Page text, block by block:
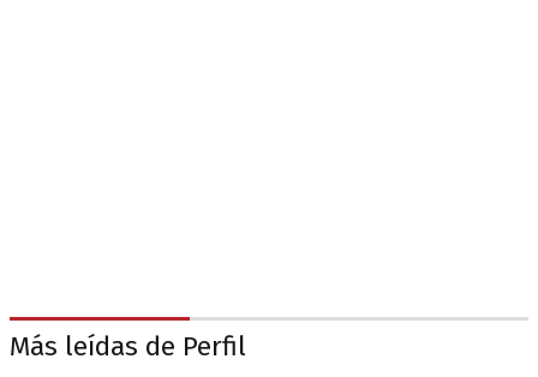
Más leídas de Perfil